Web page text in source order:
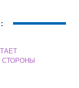
СТОРОНЫ